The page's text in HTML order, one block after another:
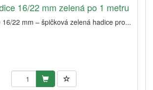
16/22 mm zelená po 1 metru
16/22 mm – špičková zelená hadice pro...